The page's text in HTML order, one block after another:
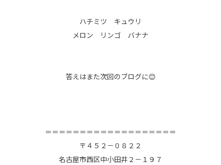
ハチミツ キュウリ
メロン リンゴ バナナ
答えはまた次回のブログに😊
＝＝＝＝＝＝＝＝＝＝＝＝＝＝＝＝＝＝＝
〒４５２－０８２２
名古屋市西区中小田井２－１９７